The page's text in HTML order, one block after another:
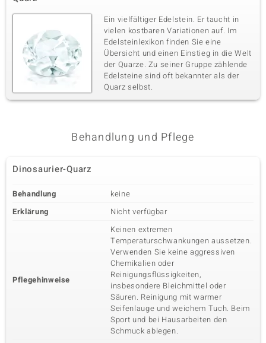
Edelsteinvarietät
Weißer Topas 6 à 1 mm
Karatgewicht Summe
0,034 ct
Schliff
Runder Brillantschliff
Fassung
Pavéfassung
Herkunft
Brasilien
Ein vielfältiger Edelstein. Er taucht in
vielen kostbaren Variationen auf. Im
Edelsteinlexikon finden Sie eine
Übersicht und einen Einstieg in die Welt
der Quarze. Zu seiner Gruppe zählende
Edelsteine sind oft bekannter als der
Quarz selbst.
Behandlung und Pflege
Dinosaurier-Quarz
Behandlung
keine
Erklärung
Nicht verfügbar
Pflegehinweise
Keinen extremen
Temperaturschwankungen aussetzen.
Verwenden Sie keine aggressiven
Chemikalien oder
Reinigungsflüssigkeiten,
insbesondere Bleichmittel oder
Säuren. Reinigung mit warmer
Seifenlauge und weichem Tuch. Beim
Sport und bei Hausarbeiten den
Schmuck ablegen.